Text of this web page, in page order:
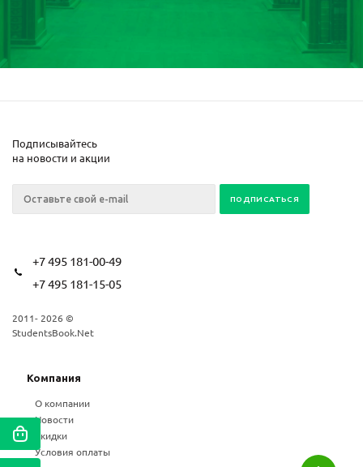
Подписывайтесь
на новости и акции
+7 495 181-00-49
+7 495 181-15-05
2011- 2026 ©
StudentsBook.Net
Компания
О компании
Новости
Скидки
Условия оплаты